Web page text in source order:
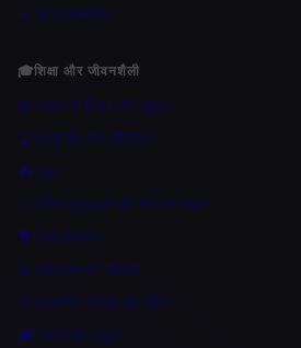
📊 डेटा एनालिसिस
🎓शिक्षा और जीवनशैली
🎁 उपहार के विचार और सुझाव
🔮 एआई टैरो और डिविनेशन
🎮 जुआ
💘 डेटिंग प्रोफ़ाइल और पिकअप लाइन
🗣️ भाषा सीखना
🎲 मनोरंजन और नोवेल्टी
💞 सामाजिक नेटवर्क और डेटिंग
🎓 स्टडी और ट्यूटर